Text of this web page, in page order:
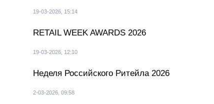
19-03-2026, 15:14
RETAIL WEEK AWARDS 2026
19-03-2026, 12:10
Неделя Российского Ритейла 2026
2-03-2026, 09:58